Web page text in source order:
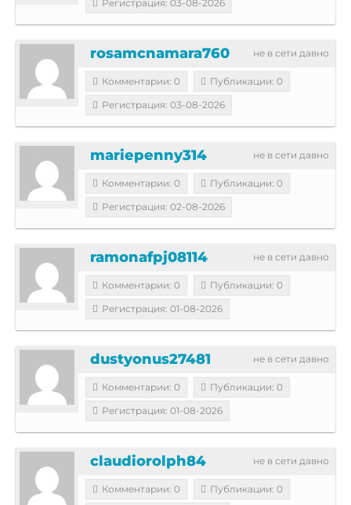
Регистрация: 03-08-2026
не в сети давно
rosamcnamara760
Комментарии: 0
Публикации: 0
Регистрация: 03-08-2026
не в сети давно
mariepenny314
Комментарии: 0
Публикации: 0
Регистрация: 02-08-2026
не в сети давно
ramonafpj08114
Комментарии: 0
Публикации: 0
Регистрация: 01-08-2026
не в сети давно
dustyonus27481
Комментарии: 0
Публикации: 0
Регистрация: 01-08-2026
не в сети давно
claudiorolph84
Комментарии: 0
Публикации: 0